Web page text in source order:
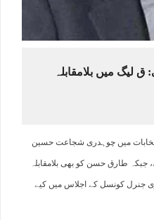
میں بلامقابلہ
میں چوہدری شجاعت حسین
جبکہ طارق حسن کو بھی بلامقابلہ
جنرل کونسل کے اجلاس میں کیے